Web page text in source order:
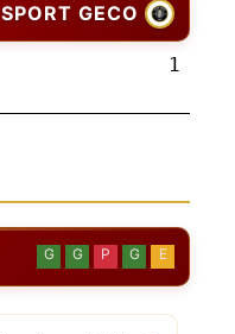
SPORT GECO
1
G G P G E